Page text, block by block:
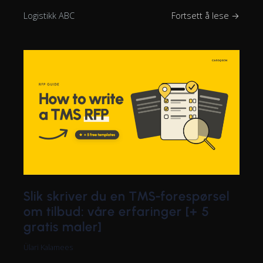
Logistikk ABC Fortsett å lese →
Slik skriver du en TMS-forespørsel
om tilbud: våre erfaringer [+ 5
gratis maler]
Ülari Kalamees